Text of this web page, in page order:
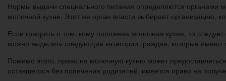
Нормы выдачи специального питания определяются органами
молочной кухне. Этот же орган власти выбирает организацию,
Если говорить о том, кому положена молочная кухня, то
можно выделить следующие категории граждан, которые имеют
Помимо этого, право на молочную кухню может
оставшегося без попечения родителей, имеется право на